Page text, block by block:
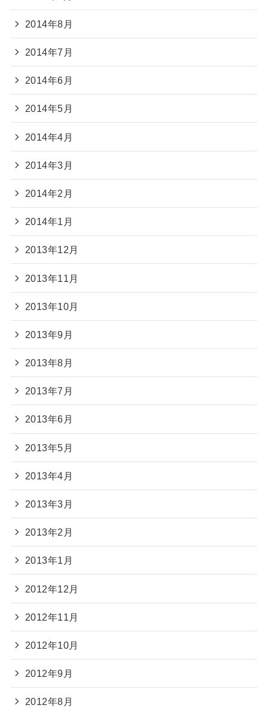
2014年8月
2014年7月
2014年6月
2014年5月
2014年4月
2014年3月
2014年2月
2014年1月
2013年12月
2013年11月
2013年10月
2013年9月
2013年8月
2013年7月
2013年6月
2013年5月
2013年4月
2013年3月
2013年2月
2013年1月
2012年12月
2012年11月
2012年10月
2012年9月
2012年8月